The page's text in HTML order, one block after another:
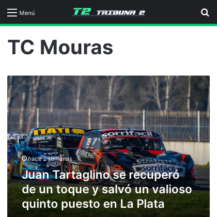
Menú
TC Mouras
J
u
a
n
T
a
r
t
a
g
l
i
hace 2 semanas
Juan Tartaglino se recuperó
de un toque y salvó un valioso
quinto puesto en La Plata